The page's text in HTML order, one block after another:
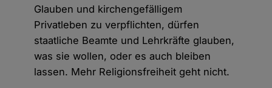
Glauben und kirchengefälligem
Privatleben zu verpflichten, dürfen
staatliche Beamte und Lehrkräfte glauben,
was sie wollen, oder es auch bleiben
lassen. Mehr Religionsfreiheit geht nicht.